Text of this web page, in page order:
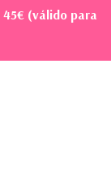
45€ (válido para